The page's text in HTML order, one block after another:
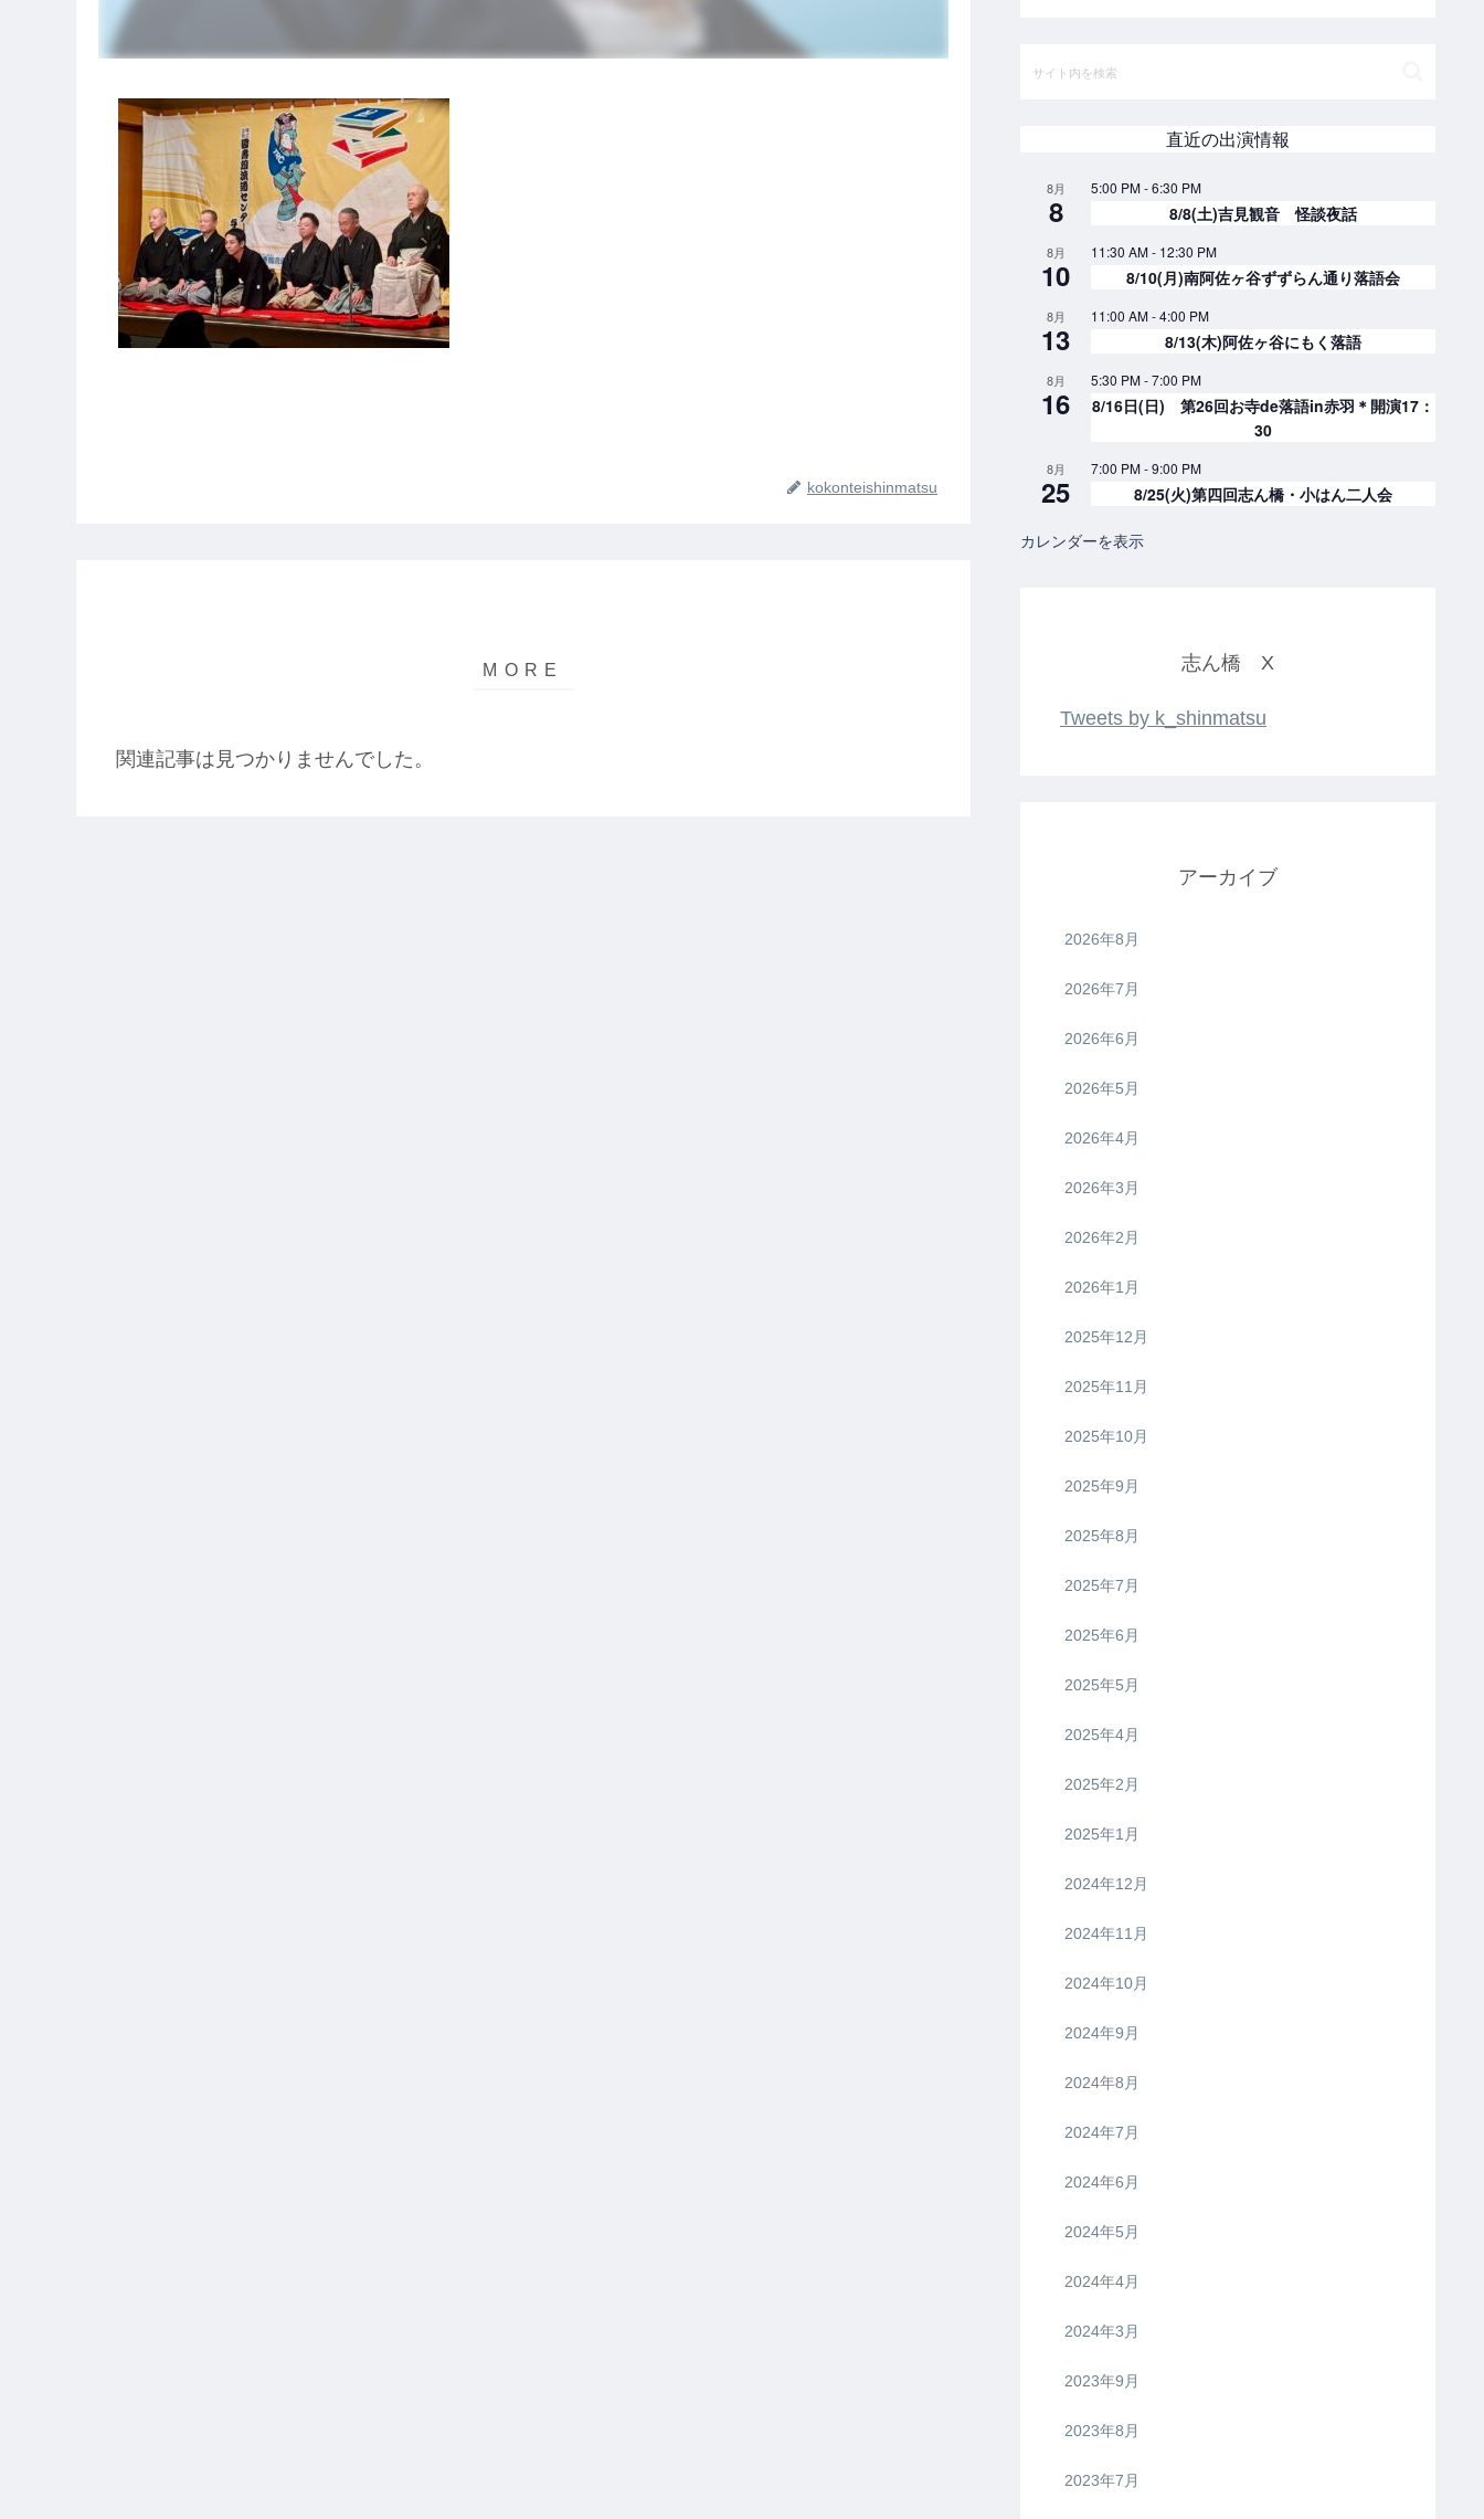
kokonteishinmatsu
関連記事は見つかりませんでした。
直近の出演情報
8月
8
5:00 PM-6:30 PM
8/8(土)吉見観音 怪談夜話
8月
10
11:30 AM- 12:30 PM
8/10(月)南阿佐ヶ谷ずずらん通り落語会
8月
13
11:00 AM-4:00 PM
8/13(木)阿佐ヶ谷にもく落語
8月
16
5:30 PM-7:00 PM
8/16日(日) 第26回お寺de落語in赤羽＊開演17：
30
8月
25
7:00 PM-9:00 PM
8/25(火)第四回志ん橋・小はん二人会
カレンダーを表示
志ん橋 X
Tweets by k_shinmatsu
アーカイブ
2026年8月
2026年7月
2026年6月
2026年5月
2026年4月
2026年3月
2026年2月
2026年1月
2025年12月
2025年11月
2025年10月
2025年9月
2025年8月
2025年7月
2025年6月
2025年5月
2025年4月
2025年2月
2025年1月
2024年12月
2024年11月
2024年10月
2024年9月
2024年8月
2024年7月
2024年6月
2024年5月
2024年4月
2024年3月
2023年9月
2023年8月
2023年7月